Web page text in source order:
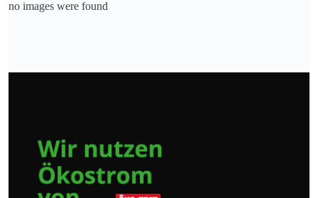
no images were found